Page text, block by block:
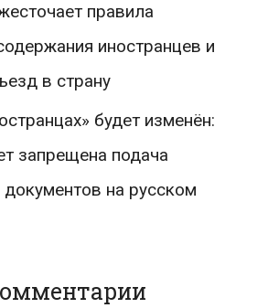
правила
иностранцев и
в страну
будет изменён:
запрещена подача
документов на русском